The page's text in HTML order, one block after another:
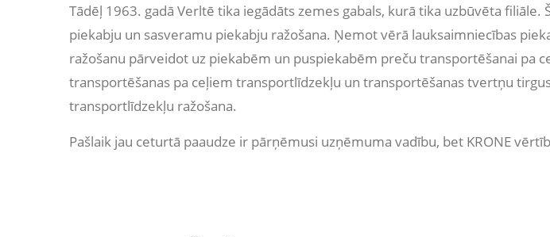
Tādēļ 1963. gadā Verltē tika iegādāts zemes gabals, kurā tika uzbūvēta
piekabju un sasveramu piekabju ražošana. Ņemot vērā lauksaimniecības
ražošanu pārveidot uz piekabēm un puspiekabēm preču transportēšanai pa
transportēšanas pa ceļiem transportlīdzekļu un transportēšanas tvertņu
transportlīdzekļu ražošana.
Pašlaik jau ceturtā paaudze ir pārņēmusi uzņēmuma vadību, bet KRONE